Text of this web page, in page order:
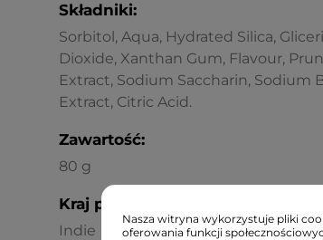
Składniki:
Sorbitol, Aqua, Hydrated Silica,
Dioxide, Xanthan Gum, Flavour,
Extract, Sodium Saccharin, Sodium
Extract, Citric Acid.
Zawartość:
80 g
Kraj pochodzenia:
Indie
Nasza witryna wykorzystuje pliki
oferowania funkcji